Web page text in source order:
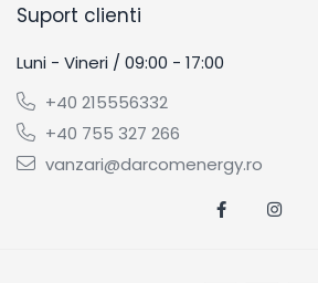
Suport clienti
Luni - Vineri / 09:00 - 17:00
+40 215556332
+40 755 327 266
vanzari@darcomenergy.ro